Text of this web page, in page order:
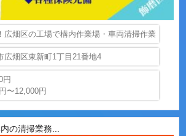
広畑区の工場で構内作業場・車両清掃作業
広畑区東新町1丁目21番地4
円
〜12,000円
の清掃業務...